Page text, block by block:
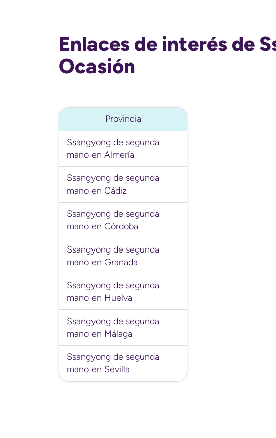
Enlaces de interés de
Ocasión
Provincia
Ssangyong de segunda
mano en Almería
Ssangyong de segunda
mano en Cádiz
Ssangyong de segunda
mano en Córdoba
Ssangyong de segunda
mano en Granada
Ssangyong de segunda
mano en Huelva
Ssangyong de segunda
mano en Málaga
Ssangyong de segunda
mano en Sevilla